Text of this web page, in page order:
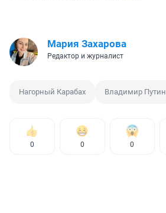
Мария Захарова
Редактор и журналист
Нагорный Карабах Владимир Путин
0 0 0